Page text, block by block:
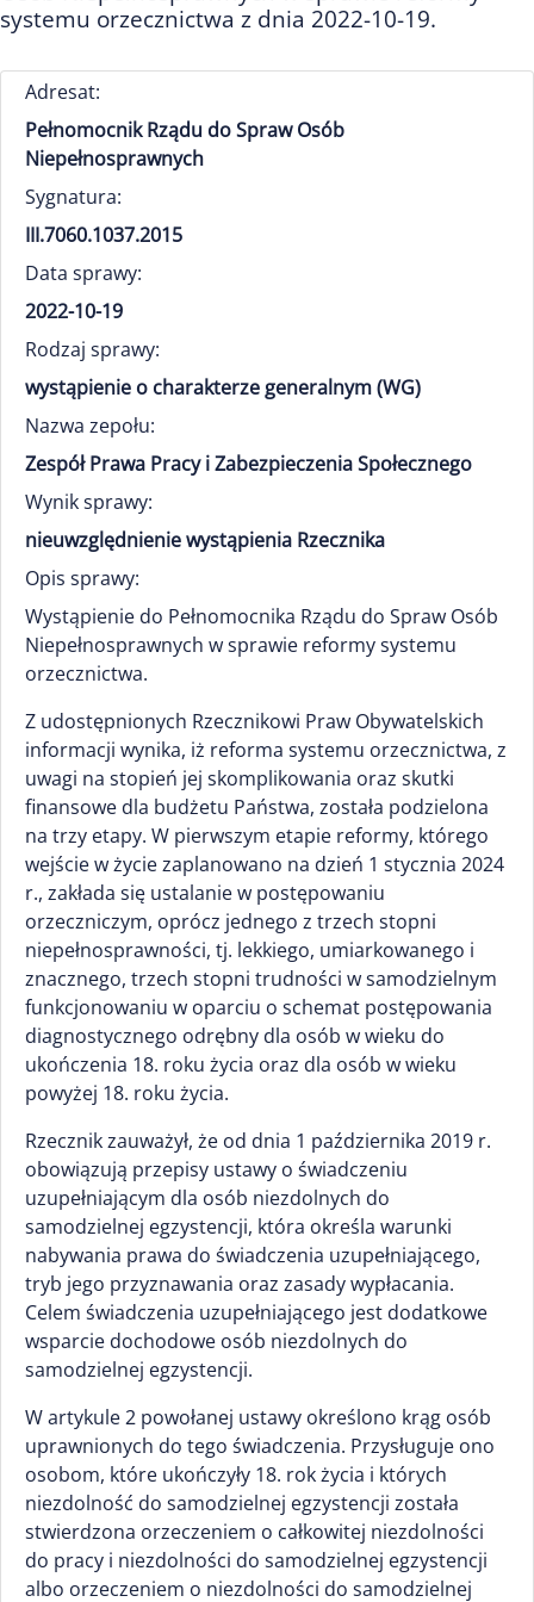
systemu orzecznictwa z dnia 2022-10-19.
Adresat:
Pełnomocnik Rządu do Spraw Osób
Niepełnosprawnych
Sygnatura:
III.7060.1037.2015
Data sprawy:
2022-10-19
Rodzaj sprawy:
wystąpienie o charakterze generalnym (WG)
Nazwa zepołu:
Zespół Prawa Pracy i Zabezpieczenia Społecznego
Wynik sprawy:
nieuwzględnienie wystąpienia Rzecznika
Opis sprawy:
Wystąpienie do Pełnomocnika Rządu do Spraw Osób
Niepełnosprawnych w sprawie reformy systemu
orzecznictwa.
Z udostępnionych Rzecznikowi Praw Obywatelskich
informacji wynika, iż reforma systemu orzecznictwa, z
uwagi na stopień jej skomplikowania oraz skutki
finansowe dla budżetu Państwa, została podzielona
na trzy etapy. W pierwszym etapie reformy, którego
wejście w życie zaplanowano na dzień 1 stycznia 2024
r., zakłada się ustalanie w postępowaniu
orzeczniczym, oprócz jednego z trzech stopni
niepełnosprawności, tj. lekkiego, umiarkowanego i
znacznego, trzech stopni trudności w samodzielnym
funkcjonowaniu w oparciu o schemat postępowania
diagnostycznego odrębny dla osób w wieku do
ukończenia 18. roku życia oraz dla osób w wieku
powyżej 18. roku życia.
Rzecznik zauważył, że od dnia 1 października 2019 r.
obowiązują przepisy ustawy o świadczeniu
uzupełniającym dla osób niezdolnych do
samodzielnej egzystencji, która określa warunki
nabywania prawa do świadczenia uzupełniającego,
tryb jego przyznawania oraz zasady wypłacania.
Celem świadczenia uzupełniającego jest dodatkowe
wsparcie dochodowe osób niezdolnych do
samodzielnej egzystencji.
W artykule 2 powołanej ustawy określono krąg osób
uprawnionych do tego świadczenia. Przysługuje ono
osobom, które ukończyły 18. rok życia i których
niezdolność do samodzielnej egzystencji została
stwierdzona orzeczeniem o całkowitej niezdolności
do pracy i niezdolności do samodzielnej egzystencji
albo orzeczeniem o niezdolności do samodzielnej